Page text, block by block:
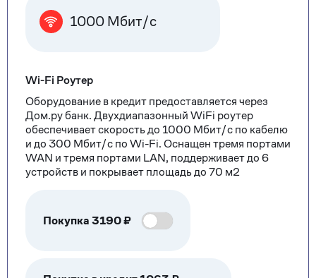
1000 Мбит/с
Wi-Fi Роутер
Оборудование в кредит предоставляется через
Дом.ру банк. Двухдиапазонный WiFi роутер
обеспечивает скорость до 1000 Мбит/с по кабелю
и до 300 Мбит/с по Wi-Fi. Оснащен тремя портами
WAN и тремя портами LAN, поддерживает до 6
устройств и покрывает площадь до 70 м2
Покупка3190₽